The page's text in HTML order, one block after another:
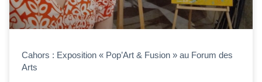
Cahors : Exposition « Pop’Art & Fusion » au Forum des
Arts